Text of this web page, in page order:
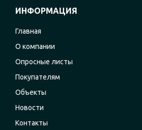
ИНФОРМАЦИЯ
Главная
О компании
Опросные листы
Покупателям
Объекты
Новости
Контакты